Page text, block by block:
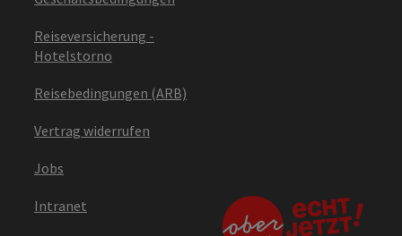
Reiseversicherung -
Hotelstorno
Reisebedingungen (ARB)
Vertrag widerrufen
Jobs
Intranet